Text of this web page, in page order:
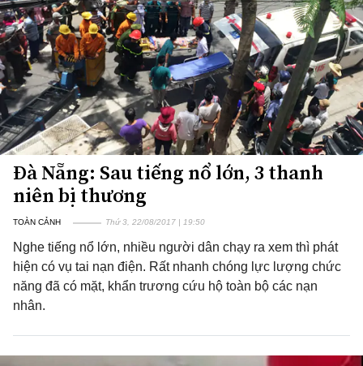
Đà Nẵng: Sau tiếng nổ lớn, 3 thanh
niên bị thương
TOÀN CẢNH Thứ 3, 22/08/2017 | 19:50
Nghe tiếng nổ lớn, nhiều người dân chạy ra xem thì phát
hiện có vụ tai nạn điện. Rất nhanh chóng lực lượng chức
năng đã có mặt, khẩn trương cứu hộ toàn bộ các nạn
nhân.